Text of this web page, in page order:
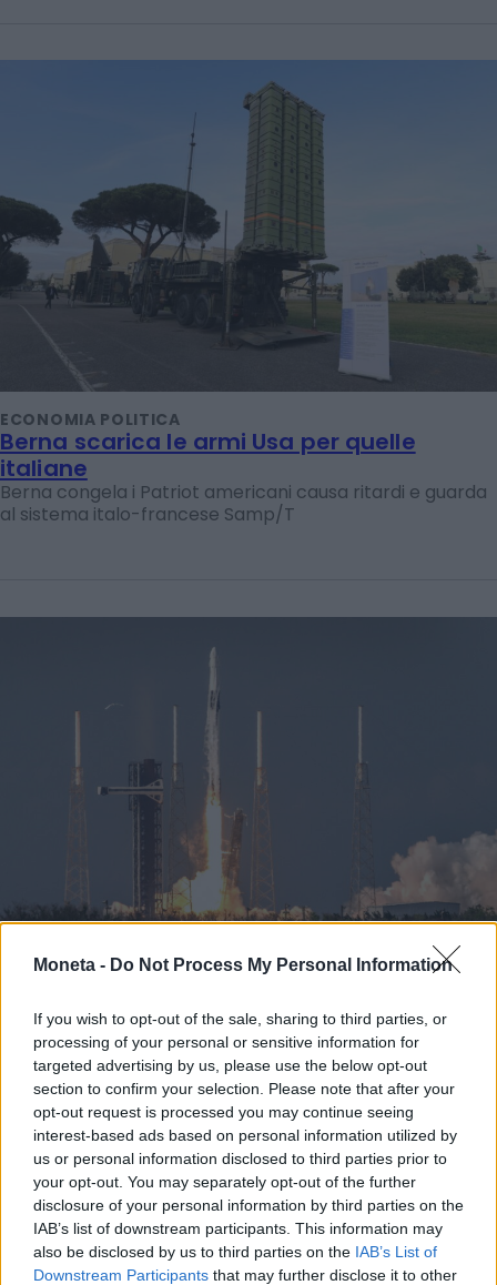
Moneta - Do Not Process My Personal Information
If you wish to opt-out of the sale, sharing to third parties, or
processing of your personal or sensitive information for
targeted advertising by us, please use the below opt-out
section to confirm your selection. Please note that after your
opt-out request is processed you may continue seeing
interest-based ads based on personal information utilized by
us or personal information disclosed to third parties prior to
your opt-out. You may separately opt-out of the further
disclosure of your personal information by third parties on the
IAB’s list of downstream participants. This information may
also be disclosed by us to third parties on the IAB’s List of
Downstream Participants that may further disclose it to other
ECONOMIA POLITICA
Berna scarica le armi Usa per quelle
italiane
Berna congela i Patriot americani causa ritardi e guarda
al sistema italo-francese Samp/T
Da Argotec a D-Orbit: l’Italia indossa
casco e tuta spaziale nell’orbita dell'Ipo di
SpaceX
La quotazione di SpaceX può dare grande sprint al
comparto anche nel nostro Paese, che vanta una filiera
di oltre 400 aziende e copre tutto il ciclo. Il governo
lancia il piano strategico da quasi 8 miliardi